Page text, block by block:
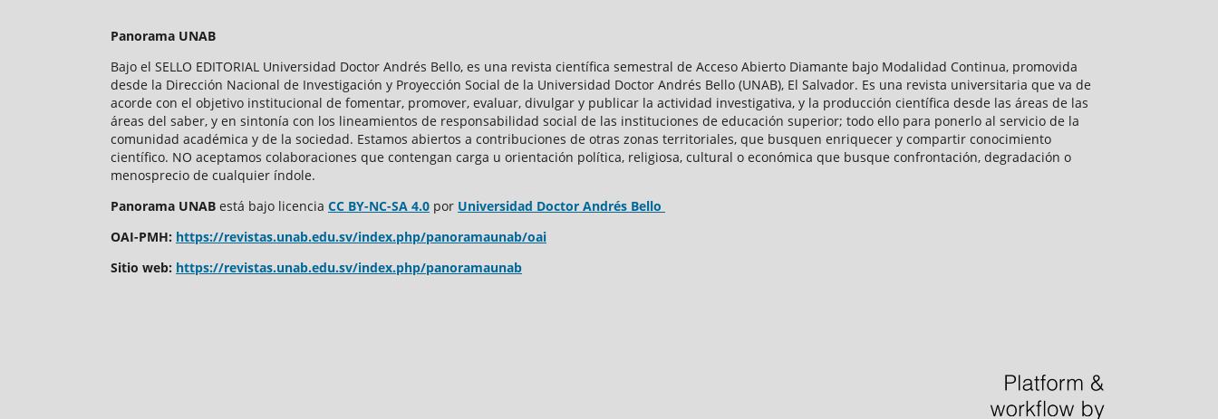
Panorama UNAB
Bajo el SELLO EDITORIAL Universidad Doctor Andrés Bello, es una revista científica semestral de Acceso Abierto Diamante bajo Modalidad Continua, promovida
desde la Dirección Nacional de Investigación y Proyección Social de la Universidad Doctor Andrés Bello (UNAB), El Salvador. Es una revista universitaria que va de
acorde con el objetivo institucional de fomentar, promover, evaluar, divulgar y publicar la actividad investigativa, y la producción científica desde las áreas de las
áreas del saber, y en sintonía con los lineamientos de responsabilidad social de las instituciones de educación superior; todo ello para ponerlo al servicio de la
comunidad académica y de la sociedad. Estamos abiertos a contribuciones de otras zonas territoriales, que busquen enriquecer y compartir conocimiento
científico. NO aceptamos colaboraciones que contengan carga u orientación política, religiosa, cultural o económica que busque confrontación, degradación o
menosprecio de cualquier índole.
Panorama UNAB está bajo licencia CC BY-NC-SA 4.0 por Universidad Doctor Andrés Bello
OAI-PMH: https://revistas.unab.edu.sv/index.php/panoramaunab/oai
Sitio web: https://revistas.unab.edu.sv/index.php/panoramaunab